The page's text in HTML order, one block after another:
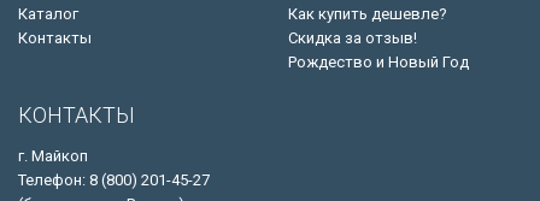
Каталог
Контакты
Как купить дешевле?
Скидка за отзыв!
Рождество и Новый Год
КОНТАКТЫ
г. Майкоп
Телефон: 8 (800) 201-45-27